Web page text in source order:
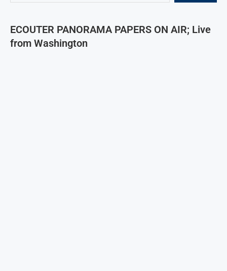
ECOUTER PANORAMA PAPERS ON AIR; Live
from Washington